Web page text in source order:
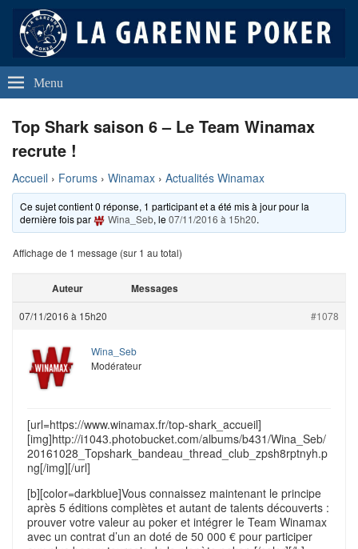
La Garenne Poker
Club de Poker de La Garenne Colombes (92250)
Menu
Top Shark saison 6 – Le Team Winamax
recrute !
Accueil › Forums › Winamax › Actualités Winamax
Ce sujet contient 0 réponse, 1 participant et a été mis à jour pour la
dernière fois par
Wina_Seb, le07/11/2016 à 15h20.
Affichage de 1 message (sur 1 au total)
Auteur Messages
07/11/2016 à 15h20 #1078
Wina_Seb
Modérateur
[url=https://www.winamax.fr/top-shark_accueil]
[img]http://i1043.photobucket.com/albums/b431/Wina_Seb/
20161028_Topshark_bandeau_thread_club_zpsh8rptnyh.p
ng[/img][/url]
[b][color=darkblue]Vous connaissez maintenant le principe
après 5 éditions complètes et autant de talents découverts :
prouver votre valeur au poker et intégrer le Team Winamax
avec un contrat d’un an doté de 50 000 € pour participer